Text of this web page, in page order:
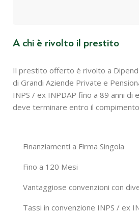
A chi è rivolto il prestito
Il prestito offerto è rivolto a
di Grandi Aziende Private e
INPS / ex INPDAP fino a 89 anni di
deve terminare entro il compimento
Finanziamenti a Firma Singola
Fino a 120 Mesi
Vantaggiose convenzioni con
Tassi in convenzione INPS / ex